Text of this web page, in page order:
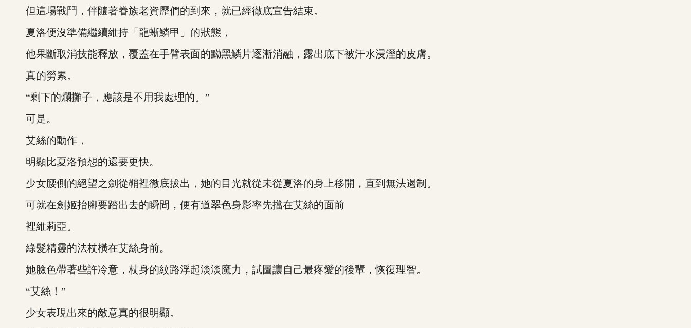
但這場戰鬥，伴隨著眷族老資歷們的到來，就已經徹底宣告結束。
夏洛便沒準備繼續維持「龍蜥鱗甲」的狀態，
他果斷取消技能釋放，覆蓋在手臂表面的黝黑鱗片逐漸消融，露出底下被汗水浸溼的皮膚。
真的勞累。
“剩下的爛攤子，應該是不用我處理的。”
可是。
艾絲的動作，
明顯比夏洛預想的還要更快。
少女腰側的絕望之劍從鞘裡徹底拔出，她的目光就從未從夏洛的身上移開，直到無法遏制。
可就在劍姬抬腳要踏出去的瞬間，便有道翠色身影率先擋在艾絲的面前
裡維莉亞。
綠髮精靈的法杖橫在艾絲身前。
她臉色帶著些許冷意，杖身的紋路浮起淡淡魔力，試圖讓自己最疼愛的後輩，恢復理智。
“艾絲！”
少女表現出來的敵意真的很明顯。